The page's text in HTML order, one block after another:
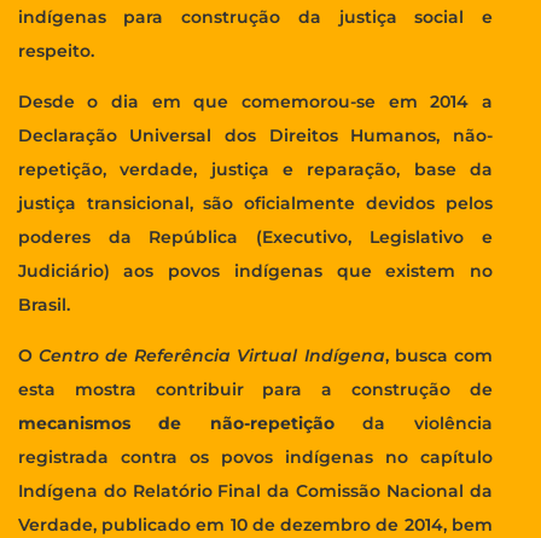
indígenas para construção da justiça social e
respeito.
Desde o dia em que comemorou-se em 2014 a
Declaração Universal dos Direitos Humanos, não-
repetição, verdade, justiça e reparação, base da
justiça transicional, são oficialmente devidos pelos
poderes da República (Executivo, Legislativo e
Judiciário) aos povos indígenas que existem no
Brasil.
O Centro de Referência Virtual Indígena, busca com
esta mostra contribuir para a construção de
mecanismos de não-repetiçãoda violência
registrada contra os povos indígenas no capítulo
Indígena do Relatório Final da Comissão Nacional da
Verdade, publicado em 10 de dezembro de 2014, bem